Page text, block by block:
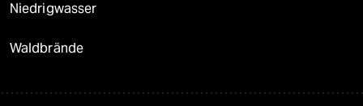
Niedrigwasser
Waldbrände